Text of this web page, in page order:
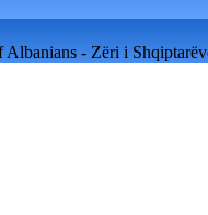
- Zëri i